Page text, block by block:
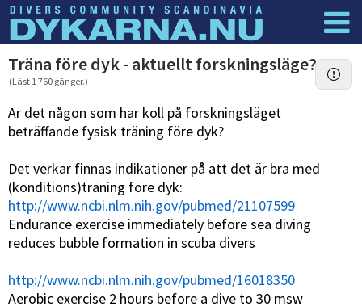
Dyknyheter Logga in
Träna före dyk - aktuellt forskningsläge?
(Läst 1 760 gånger.)
Är det någon som har koll på forskningsläget
beträffande fysisk träning före dyk?
Det verkar finnas indikationer på att det är bra med
(konditions)träning före dyk:
http://www.ncbi.nlm.nih.gov/pubmed/21107599
Endurance exercise immediately before sea diving
reduces bubble formation in scuba divers
http://www.ncbi.nlm.nih.gov/pubmed/16018350
Aerobic exercise 2 hours before a dive to 30 msw